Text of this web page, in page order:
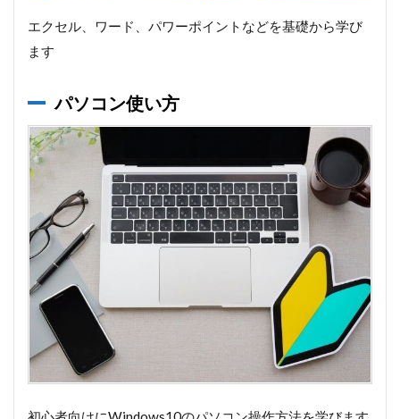
エクセル、ワード、パワーポイントなどを基礎から学び
ます
パソコン使い方